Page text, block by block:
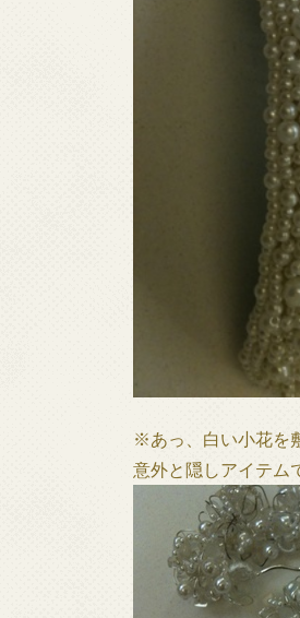
※あっ、白い小花を
意外と隠しアイテム